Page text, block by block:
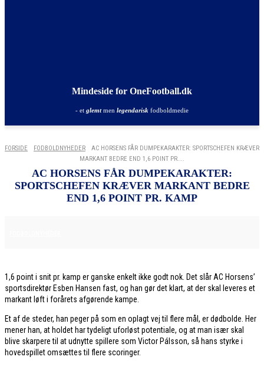
Mindeside for OneFootball.dk
- et glemtmen legendarisk fodboldmedie
FORSIDE FODBOLDNYHEDER
AC HORSENS FÅR DUMPEKARAKTER: SPORTSCHEFEN KRÆVER
MARKANT BEDRE END 1,6 POINT PR....
AC HORSENS FÅR DUMPEKARAKTER:
SPORTSCHEFEN KRÆVER MARKANT BEDRE
END 1,6 POINT PR. KAMP
1,6 point i snit pr. kamp er ganske enkelt ikke godt nok. Det slår AC Horsens’
sportsdirektør Esben Hansen fast, og han gør det klart, at der skal leveres et
markant løft i forårets afgørende kampe.
Et af de steder, han peger på som en oplagt vej til flere mål, er dødbolde. Her
mener han, at holdet har tydeligt uforløst potentiale, og at man især skal
blive skarpere til at udnytte spillere som Victor Pálsson, så hans styrke i
hovedspillet omsættes til flere scoringer.